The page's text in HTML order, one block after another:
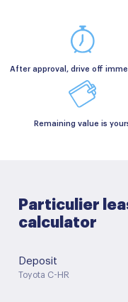
After approval, drive off
Remaining value is
Particulier
calculator
Deposit
Toyota C-HR